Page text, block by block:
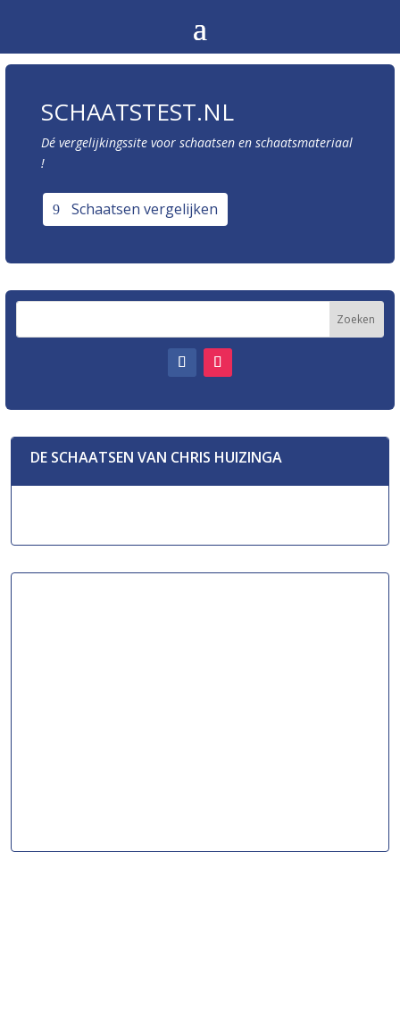
SCHAATSTEST.NL
Dé vergelijkingssite voor schaatsen en schaatsmateriaal
!
Schaatsen vergelijken
DE SCHAATSEN VAN CHRIS HUIZINGA